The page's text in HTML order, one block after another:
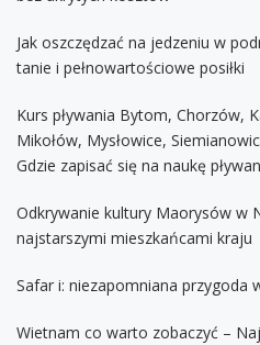
Jak oszczędzać na jedzeniu w
tanie i pełnowartościowe posiłki
Kurs pływania Bytom, Chorzów,
Mikołów, Mysłowice,
Gdzie zapisać się na naukę
Odkrywanie kultury Maorysów w
najstarszymi mieszkańcami kraju
Safar i: niezapomniana przygoda
Wietnam co warto zobaczyć –